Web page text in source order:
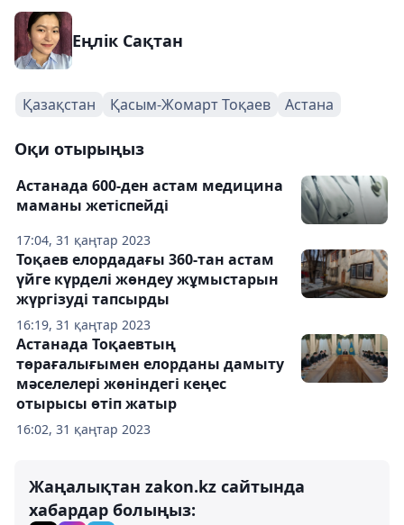
Еңлік Сақтан
Қазақстан Қасым-Жомарт Тоқаев Астана
Оқи отырыңыз
17:04, 31 қаңтар 2023
Астанада 600-ден астам медицина
маманы жетіспейді
16:19, 31 қаңтар 2023
Тоқаев елордадағы 360-тан астам
үйге күрделі жөндеу жұмыстарын
жүргізуді тапсырды
16:02, 31 қаңтар 2023
Астанада Тоқаевтың
төрағалығымен елорданы дамыту
мәселелері жөніндегі кеңес
отырысы өтіп жатыр
Жаңалықтан zakon.kz сайтында
хабардар болыңыз: